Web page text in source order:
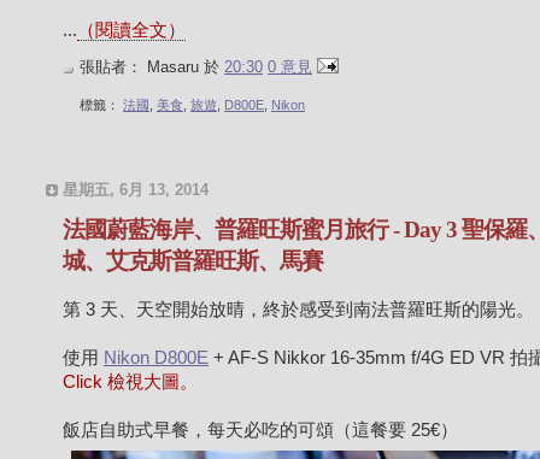
... （閱讀全文）
張貼者： Masaru 於 20:30 0 意見
標籤： 法國 美食 旅遊 D800E Nikon
星期五, 6月 13, 2014
法國蔚藍海岸、普羅旺斯蜜月旅行 - Day 3 聖保羅
城、艾克斯普羅旺斯、馬賽
第 3 天、天空開始放晴，終於感受到南法普羅旺斯的陽光。
使用 Nikon D800E + AF-S Nikkor 16-35mm f/4G ED VR 拍
Click 檢視大圖。
飯店自助式早餐，每天必吃的可頌（這餐要 25€）